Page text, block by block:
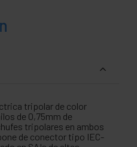
tripolar de color
de 0,75mm de
tripolares en ambos
de conector tipo IEC-